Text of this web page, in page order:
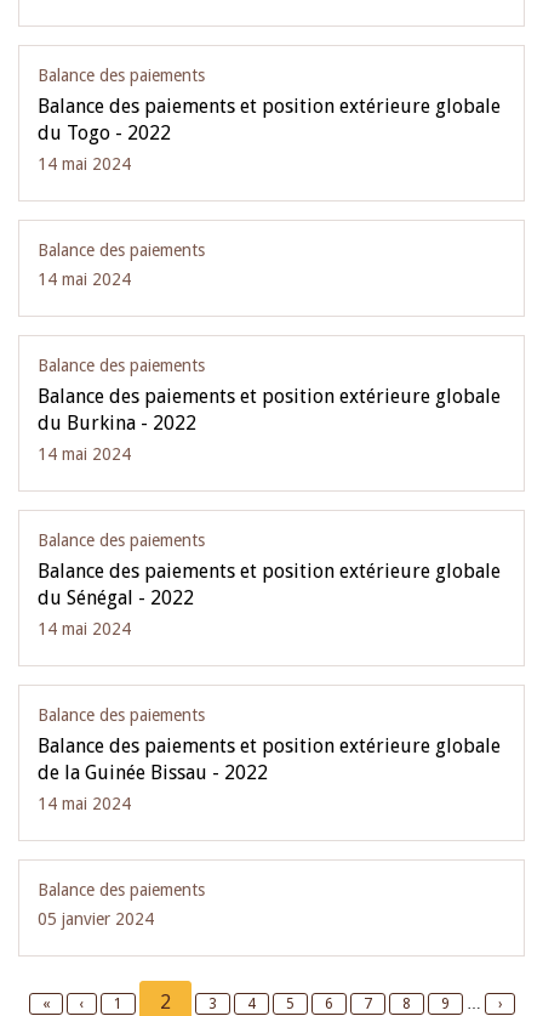
Balance des paiements
Balance des paiements et position extérieure globale
du Togo - 2022
14 mai 2024
Balance des paiements
14 mai 2024
Balance des paiements
Balance des paiements et position extérieure globale
du Burkina - 2022
14 mai 2024
Balance des paiements
Balance des paiements et position extérieure globale
du Sénégal - 2022
14 mai 2024
Balance des paiements
Balance des paiements et position extérieure globale
de la Guinée Bissau - 2022
14 mai 2024
Balance des paiements
05 janvier 2024
First
«
Previous
‹ Page
1
Current
2 Page
3 Page
4 Page
5 Page
6 Page
7 Page
8 Page
9 …
Next
›